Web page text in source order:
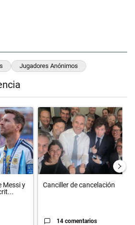
Jugadores Anónimos
con el título "Milei despidió a Jorge Messi
Messi y
Un artículo de tendencia con el
Canciller de cancelación
14 comentarios